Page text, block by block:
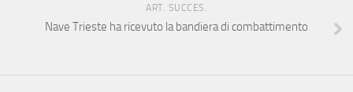
ART. SUCCES.
Nave Trieste ha ricevuto la bandiera di combattimento